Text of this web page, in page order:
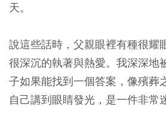
天。
說這些話時，父親眼裡有種很耀
很深沉的執著與熱愛。我深深地
子如果能找到一個答案，像殯葬
自己講到眼睛發光，是一件非常